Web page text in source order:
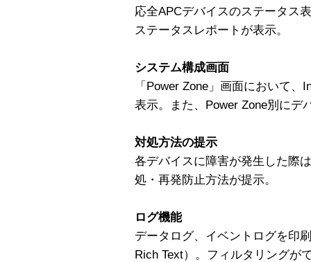
応全APCデバイスのステータス
ステータスレポートが表示。
システム構成画面
「Power Zone」画面において
表示。また、Power Zone別にデ
対処方法の提示
各デバイスに障害が発生した際
処・再発防止方法が提示。
ログ機能
データログ、イベントログを印
Rich Text）。フィルタリングが